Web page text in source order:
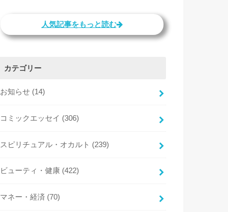
人気記事をもっと読む
カテゴリー
お知らせ (14)
コミックエッセイ (306)
スピリチュアル・オカルト (239)
ビューティ・健康 (422)
マネー・経済 (70)